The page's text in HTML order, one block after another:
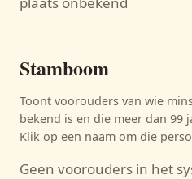
Stamboom
Toont voorouders van wie
bekend is en die meer dan 99
Klik op een naam om die
Geen voorouders in het